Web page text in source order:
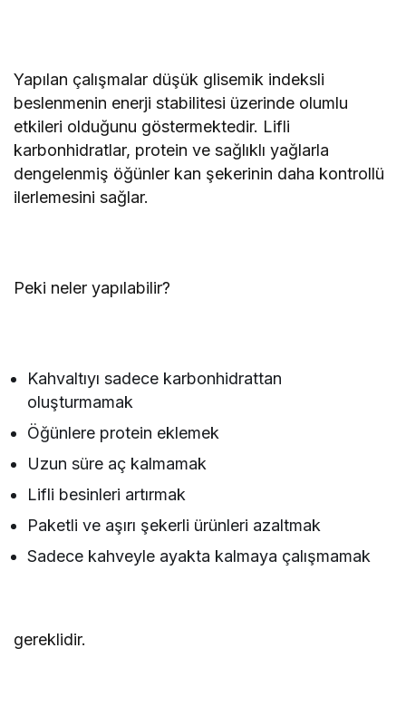
Yapılan çalışmalar düşük glisemik indeksli
beslenmenin enerji stabilitesi üzerinde olumlu
etkileri olduğunu göstermektedir. Lifli
karbonhidratlar, protein ve sağlıklı yağlarla
dengelenmiş öğünler kan şekerinin daha kontrollü
ilerlemesini sağlar.
Peki neler yapılabilir?
Kahvaltıyı sadece karbonhidrattan
oluşturmamak
Öğünlere protein eklemek
Uzun süre aç kalmamak
Lifli besinleri artırmak
Paketli ve aşırı şekerli ürünleri azaltmak
Sadece kahveyle ayakta kalmaya çalışmamak
gereklidir.